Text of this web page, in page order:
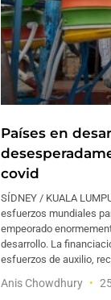
Países en
covid
SÍDNEY / KUALA
esfuerzos mundiales
empeorado
desarrollo. La
esfuerzos de auxilio,
Anis Chowdhury